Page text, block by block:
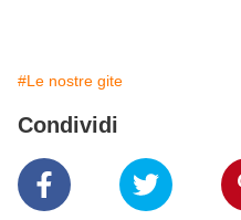
#Le nostre gite
Condividi